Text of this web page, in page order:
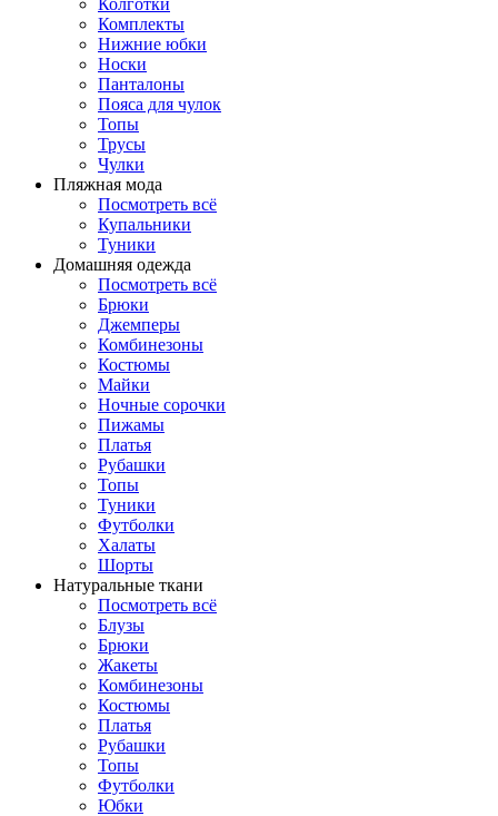
Комплекты
Нижние юбки
Носки
Панталоны
Поясa для чулок
Топы
Трусы
Чулки
Пляжная мода
Посмотреть всё
Купальники
Туники
Домашняя одежда
Посмотреть всё
Брюки
Джемперы
Комбинезоны
Костюмы
Майки
Ночные сорочки
Пижамы
Платья
Рубашки
Топы
Туники
Футболки
Халаты
Шорты
Натуральные ткани
Посмотреть всё
Блузы
Брюки
Жакеты
Комбинезоны
Костюмы
Платья
Рубашки
Топы
Футболки
Юбки